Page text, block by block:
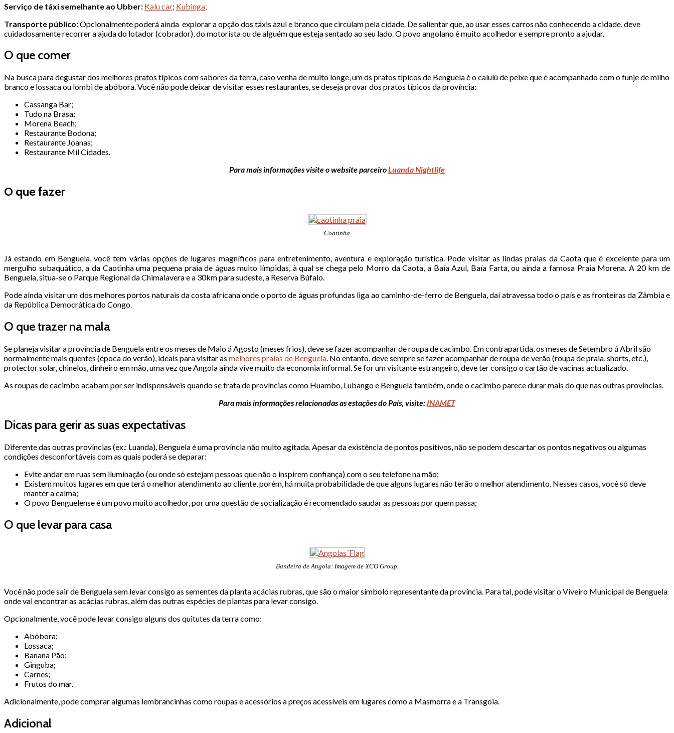
Serviço de táxi semelhante ao Ubber: Kalu car; Kubinga;
Transporte público:Opcionalmente poderá ainda explorar a opção dos táxis azul e branco que circulam pela cidade. De salientar que, ao usar esses carros não conhecendo a cidade, deve
cuidadosamente recorrer a ajuda do lotador (cobrador), do motorista ou de alguém que esteja sentado ao seu lado. O povo angolano é muito acolhedor e sempre pronto a ajudar.
O que comer
Na busca para degustar dos melhores pratos típicos com sabores da terra, caso venha de muito longe, um ds pratos típicos de Benguela é o calulú de peixe que é acompanhado com o funje de milho
branco e lossaca ou lombi de abóbora. Você não pode deixar de visitar esses restaurantes, se deseja provar dos pratos típicos da província:
Cassanga Bar;
Tudo na Brasa;
Morena Beach;
Restaurante Bodona;
Restaurante Joanas;
Restaurante Mil Cidades.
Para mais informações visite o website parceiroLuanda Nightlife
O que fazer
Coatinha
Já estando em Benguela, você tem várias opções de lugares magníficos para entretenimento, aventura e exploração turística. Pode visitar as lindas praias da Caota que é excelente para um
mergulho subaquático, a da Caotinha uma pequena praia de águas muito límpidas, à qual se chega pelo Morro da Caota, a Baía Azul, Baía Farta, ou ainda a famosa Praia Morena. A 20 km de
Benguela, situa-se o Parque Regional da Chimalavera e a 30km para sudeste, a Reserva Búfalo.
Pode ainda visitar um dos melhores portos naturais da costa africana onde o porto de águas profundas liga ao caminho-de-ferro de Benguela, daí atravessa todo o país e as fronteiras da Zâmbia e
da República Democrática do Congo.
O que trazer na mala
Se planeja visitar a província de Benguela entre os meses de Maio á Agosto (meses frios), deve se fazer acompanhar de roupa de cacimbo. Em contrapartida, os meses de Setembro á Abril são
normalmente mais quentes (época do verão), ideais para visitar as melhores praias de Benguela. No entanto, deve sempre se fazer acompanhar de roupa de verão (roupa de praia, shorts, etc.),
protector solar, chinelos, dinheiro em mão, uma vez que Angola ainda vive muito da economia informal. Se for um visitante estrangeiro, deve ter consigo o cartão de vacinas actualizado.
As roupas de cacimbo acabam por ser indispensáveis quando se trata de províncias como Huambo, Lubango e Benguela também, onde o cacimbo parece durar mais do que nas outras províncias.
Para mais informações relacionadas as estações do País, visite: INAMET
Dicas para gerir as suas expectativas
Diferente das outras províncias (ex.: Luanda), Benguela é uma província não muito agitada. Apesar da existência de pontos positivos, não se podem descartar os pontos negativos ou algumas
condições desconfortáveis com as quais poderá se deparar:
Evite andar em ruas sem iluminação (ou onde só estejam pessoas que não o inspirem confiança) com o seu telefone na mão;
Existem muitos lugares em que terá o melhor atendimento ao cliente, porém, há muita probabilidade de que alguns lugares não terão o melhor atendimento. Nesses casos, você só deve
mantér a calma;
O povo Benguelense é um povo muito acolhedor, por uma questão de socialização é recomendado saudar as pessoas por quem passa;
O que levar para casa
Bandeira de Angola: Imagem de XCO Group.
Você não pode sair de Benguela sem levar consigo as sementes da planta acácias rubras, que são o maior símbolo representante da província. Para tal, pode visitar o Viveiro Municipal de Benguela
onde vai encontrar as acácias rubras, além das outras espécies de plantas para levar consigo.
Opcionalmente, você pode levar consigo alguns dos quitutes da terra como:
Abóbora;
Lossaca;
Banana Pão;
Ginguba;
Carnes;
Frutos do mar.
Adicionalmente, pode comprar algumas lembrancinhas como roupas e acessórios a preços acessíveis em lugares como a Masmorra e a Transgoia.
Adicional